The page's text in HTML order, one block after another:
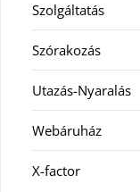
Szolgáltatás
Szórakozás
Utazás-Nyaralás
Webáruház
X-factor